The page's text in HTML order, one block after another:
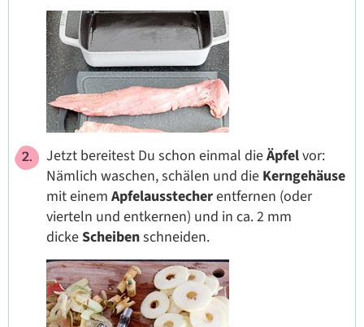
Jetzt bereitest Du schon einmal dieÄpfelvor:
Nämlich waschen, schälen und die Kerngehäuse
mit einem Apfelausstecherentfernen (oder
vierteln und entkernen) und in ca. 2 mm
dickeScheibenschneiden.